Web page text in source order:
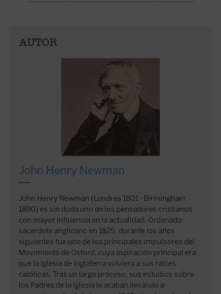
AUTOR
John Henry Newman
John Henry Newman (Londres 1801 - Birmingham
1890) es sin duda uno de los pensadores cristianos
con mayor influencia en la actualidad. Ordenado
sacerdote anglicano en 1825, durante los años
siguientes fue uno de los principales impulsores del
Movimiento de Oxford, cuya aspiración principal era
que la Iglesia de Inglaterra volviera a sus raíces
católicas. Tras un largo proceso, sus estudios sobre
los Padres de la Iglesia le acaban llevando a